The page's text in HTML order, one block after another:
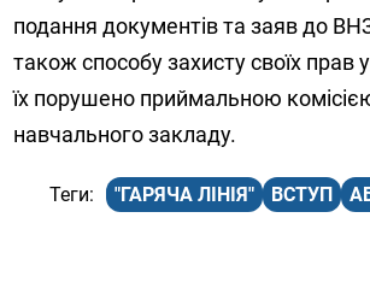
подання документів та заяв до
також способу захисту своїх прав
їх порушено приймальною
навчального закладу.
"ГАРЯЧА ЛІНІЯ" ВСТУП